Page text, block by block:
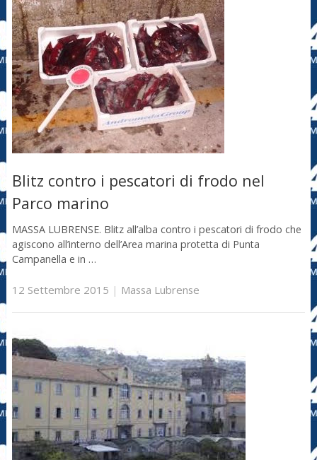
Blitz contro i pescatori di frodo nel
Parco marino
MASSA LUBRENSE. Blitz all’alba contro i pescatori di frodo che
agiscono all’interno dell’Area marina protetta di Punta
Campanella e in …
12 Settembre 2015 | Massa Lubrense